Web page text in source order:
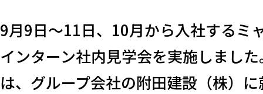
9月9日～11日、10月から入社するミ
インターン社内見学会を実施しまし
は、グループ会社の附田建設（株）